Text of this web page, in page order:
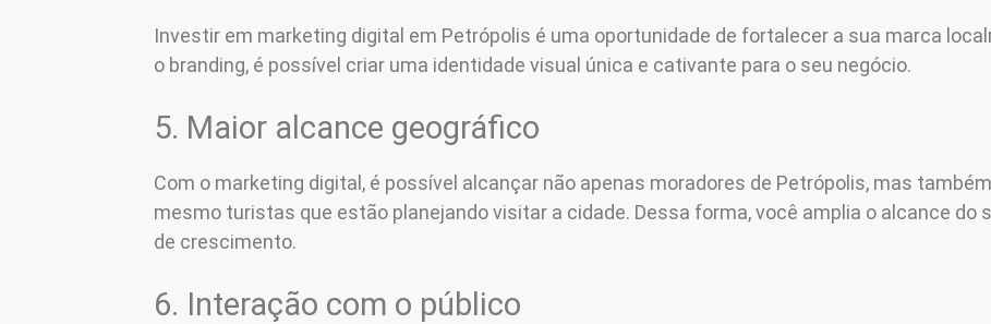
Investir em marketing digital em Petrópolis é uma oportunidade de fortalecer a sua marca
o branding, é possível criar uma identidade visual única e cativante para o seu negócio.
5. Maior alcance geográfico
Com o marketing digital, é possível alcançar não apenas moradores de Petrópolis, mas
mesmo turistas que estão planejando visitar a cidade. Dessa forma, você amplia o alcance do
de crescimento.
6. Interação com o público